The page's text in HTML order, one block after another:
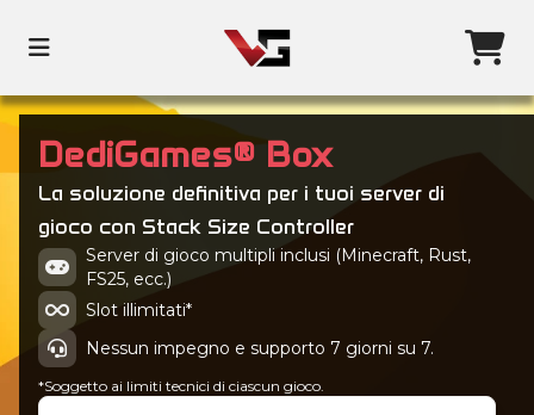
DediGames® Box
La soluzione definitiva per i tuoi server di
gioco con Stack Size Controller
Server di gioco multipli inclusi (Minecraft, Rust,
FS25, ecc.)
Slot illimitati*
Nessun impegno e supporto 7 giorni su 7.
*Soggetto ai limiti tecnici di ciascun gioco.